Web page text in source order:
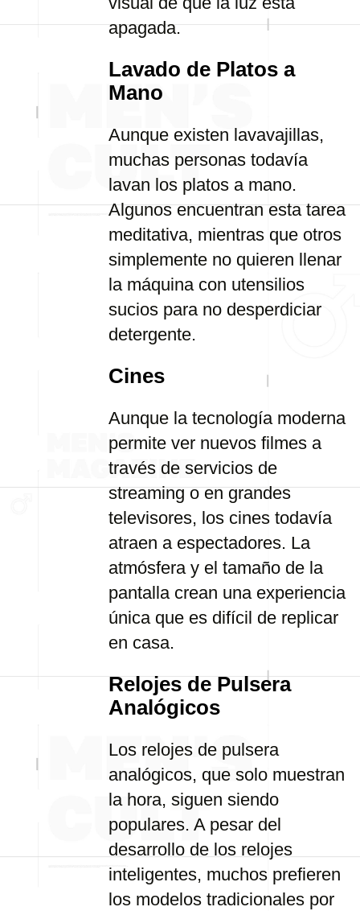
apagada.
Lavado de Platos a
Mano
Aunque existen lavavajillas,
muchas personas todavía
lavan los platos a mano.
Algunos encuentran esta tarea
meditativa, mientras que otros
simplemente no quieren llenar
la máquina con utensilios
sucios para no desperdiciar
detergente.
Cines
Aunque la tecnología moderna
permite ver nuevos filmes a
través de servicios de
streaming o en grandes
televisores, los cines todavía
atraen a espectadores. La
atmósfera y el tamaño de la
pantalla crean una experiencia
única que es difícil de replicar
en casa.
Relojes de Pulsera
Analógicos
Los relojes de pulsera
analógicos, que solo muestran
la hora, siguen siendo
populares. A pesar del
desarrollo de los relojes
inteligentes, muchos prefieren
los modelos tradicionales por